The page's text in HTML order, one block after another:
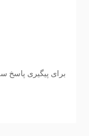
برای پیگیری پاسخ